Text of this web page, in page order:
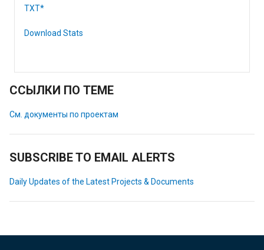
TXT*
Download Stats
ССЫЛКИ ПО ТЕМЕ
См. документы по проектам
SUBSCRIBE TO EMAIL ALERTS
Daily Updates of the Latest Projects & Documents